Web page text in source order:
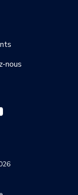
nous